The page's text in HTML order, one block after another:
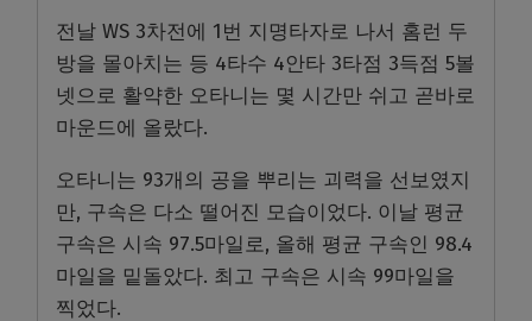
전날 WS 3차전에 1번 지명타자로 나서 홈런 두
방을 몰아치는 등 4타수 4안타 3타점 3득점 5볼
넷으로 활약한 오타니는 몇 시간만 쉬고 곧바로
마운드에 올랐다.
오타니는 93개의 공을 뿌리는 괴력을 선보였지
만, 구속은 다소 떨어진 모습이었다. 이날 평균
구속은 시속 97.5마일로, 올해 평균 구속인 98.4
마일을 밑돌았다. 최고 구속은 시속 99마일을
찍었다.